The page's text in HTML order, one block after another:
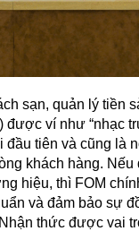
sạn, quản lý tiền
được ví như “nhạc
đầu tiên và cũng là
khách hàng. Nếu
hiệu, thì FOM
và đảm bảo sự
thức được vai